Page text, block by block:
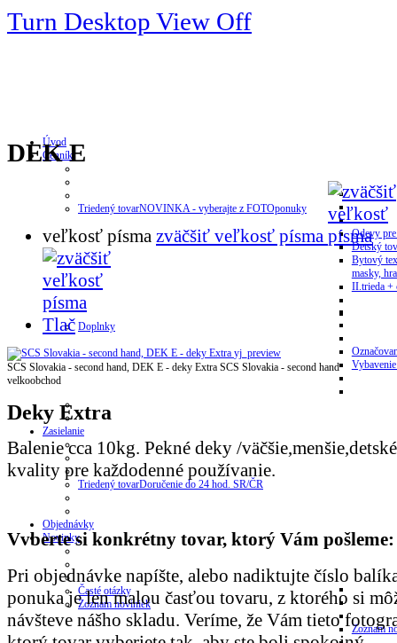
Turn Desktop View Off
Úvod
Cenník
Triedený tovarNOVINKA - vyberajte z FOTOponuky
Odevy
Detský
Bytový
masky,
II.trieda +
Doplnky
Zasielanie
Triedený tovarDoručenie do 24 hod. SR/ČR
Objednávky
Novinky
Časté otázky
Zoznam noviniek
Zoznam
DEK E
veľkosť písma zväčšiť veľkosť písma
Tlač
yj_preview
SCS Slovakia - second hand, DEK E - deky Extra SCS Slovakia - second hand
velkoobchod
Deky Extra
Balenie cca 10kg. Pekné deky /
kvality pre každodenné používanie.
Vvberte si konkrétny tovar, ktorý Vám pošleme:
Pri objednávke napíšte, alebo nadiktujte číslo
ponuka je len malou časťou tovaru, z ktorého si
návšteve nášho skladu. Veríme, že Vám tieto